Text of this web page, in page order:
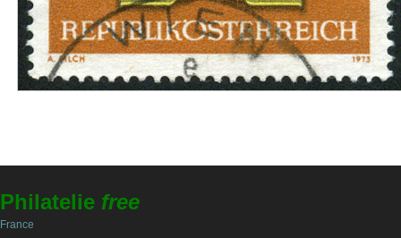
Philatelie free
France